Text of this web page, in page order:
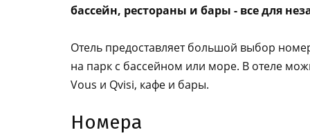
бассейн, рестораны и бары - все для
Отель предоставляет большой выбор
на парк с бассейном или море. В отеле
Vous и Qvisi, кафе и бары.
Номера